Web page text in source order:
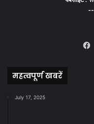
महत्वपूर्ण खबरें
July 17, 2025